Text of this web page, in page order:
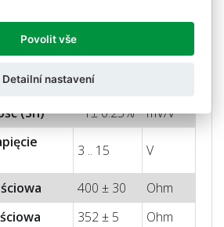
-20 oraz
+90
(Sn) 1± 0.25%
mV/V
3 .. 15 V
400 ± 30
Ohm
352 ± 5
Ohm
Povolit vše
Detailní nastavení